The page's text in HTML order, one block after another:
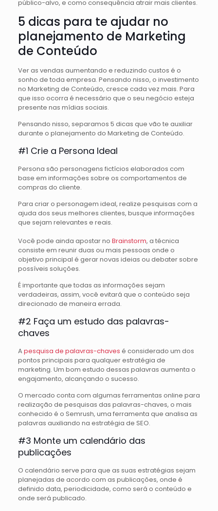
público-alvo, e como consequência atrair mais clientes.
5 dicas para te ajudar no
planejamento de Marketing
de Conteúdo
Ver as vendas aumentando e reduzindo custos é o
sonho de toda empresa. Pensando nisso, o investimento
no Marketing de Conteúdo, cresce cada vez mais. Para
que isso ocorra é necessário que o seu negócio esteja
presente nas mídias sociais.
Pensando nisso, separamos 5 dicas que vão te auxiliar
durante o planejamento do Marketing de Conteúdo.
#1 Crie a Persona Ideal
Persona são personagens fictícios elaborados com
base em informações sobre os comportamentos de
compras do cliente.
Para criar o personagem ideal, realize pesquisas com a
ajuda dos seus melhores clientes, busque informações
que sejam relevantes e reais.
Você pode ainda apostar no Brainstorm, a técnica
consiste em reunir duas ou mais pessoas onde o
objetivo principal é gerar novas ideias ou debater sobre
possíveis soluções.
É importante que todas as informações sejam
verdadeiras, assim, você evitará que o conteúdo seja
direcionado de maneira errada.
#2 Faça um estudo das palavras-
chaves
A pesquisa de palavras-chaves é considerado um dos
pontos principais para qualquer estratégia de
marketing. Um bom estudo dessas palavras aumenta o
engajamento, alcançando o sucesso.
O mercado conta com algumas ferramentas online para
realização de pesquisas das palavras-chaves, o mais
conhecido é o Semrush, uma ferramenta que analisa as
palavras auxiliando na estratégia de SEO.
#3 Monte um calendário das
publicações
O calendário serve para que as suas estratégias sejam
planejadas de acordo com as publicações, onde é
definido data, periodicidade, como será o conteúdo e
onde será publicado.